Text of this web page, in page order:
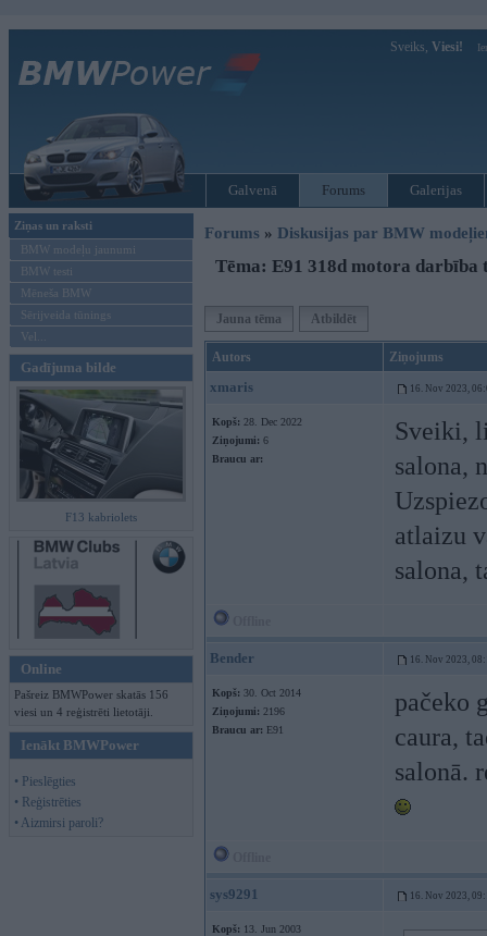
Sveiks, Viesi!
Galvenā Forums Galerijas
Ziņas un raksti
BMW modeļu jaunumi
BMW testi
Mēneša BMW
Sērijveida tūnings
Vel...
Gadījuma bilde
F13 kabriolets
Online
Pašreiz BMWPower skatās 156
viesi un 4 reģistrēti lietotāji.
Ienākt BMWPower
• Pieslēgties
• Reģistrēties
• Aizmirsi paroli?
Forums » Diskusijas par BMW
Tēma: E91 318d motora darbība
Jauna tēma Atbildēt
Autors Ziņojums
xmaris 16. Nov 2023,
Kopš: 28. Dec 2022
Ziņojumi: 6
Braucu ar:
Sveiki,
salona,
atlaizu
salona,
Bender 16. Nov 2023,
Kopš: 30. Oct 2014
Ziņojumi: 2196
Braucu ar: E91
pačeko
caura,
salonā.
sys9291 16. Nov 2023,
Kopš: 13. Jun 2003